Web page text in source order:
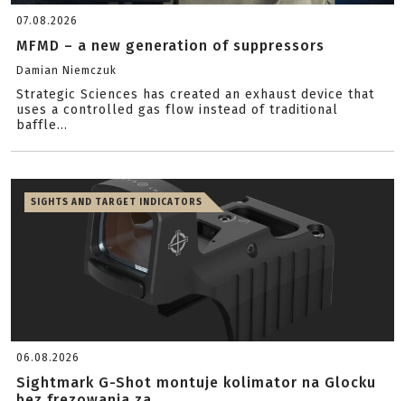
07.08.2026
MFMD – a new generation of suppressors
Damian Niemczuk
Strategic Sciences has created an exhaust device that
uses a controlled gas flow instead of traditional
baffle...
SIGHTS AND TARGET INDICATORS
06.08.2026
Sightmark G-Shot montuje kolimator na Glocku